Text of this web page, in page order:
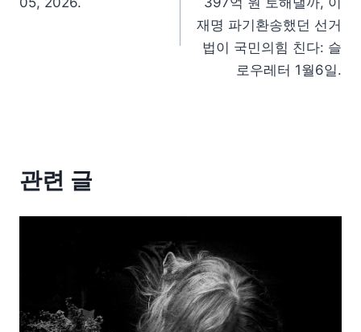
재명 파기환송했던 선거
법이 국민의힘 친다: 슬
로우레터 1월6일.
관련 글